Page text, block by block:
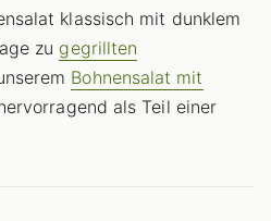
klassisch mit dunklem
zu gegrillten
Bohnensalat mit
als Teil einer